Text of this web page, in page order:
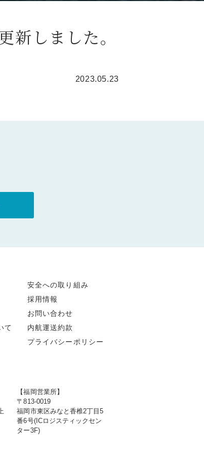
しました。
2023.05.23
て
安全への取り組み
採用情報
お問い合わせ
内航運送約款
プライバシーポリシー
【福岡営業所】
〒813-0019
福岡市東区みなと香椎2丁目5
番6号(ICロジスティックセン
ター3F)